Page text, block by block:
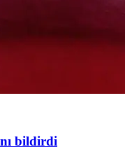
bildirdi